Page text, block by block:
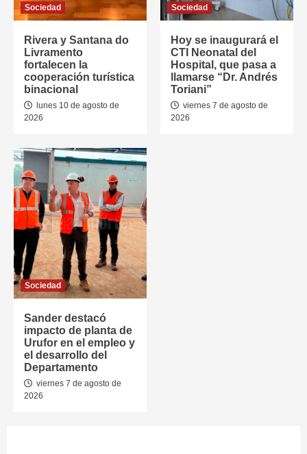
Sociedad
Rivera y Santana do
Livramento
fortalecen la
cooperación turística
binacional
lunes 10 de agosto de
2026
Sociedad
Hoy se inaugurará el
CTI Neonatal del
Hospital, que pasa a
llamarse “Dr. Andrés
Toriani”
viernes 7 de agosto de
2026
Sociedad
Sander destacó
impacto de planta de
Urufor en el empleo y
el desarrollo del
Departamento
viernes 7 de agosto de
2026